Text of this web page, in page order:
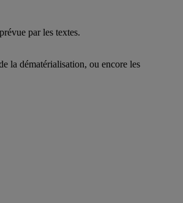
par les textes.
la dématérialisation, ou encore les